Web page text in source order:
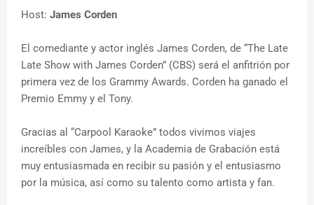
Host: James Corden
El comediante y actor inglés James Corden, de “The Late
Late Show with James Corden” (CBS) será el anfitrión por
primera vez de los Grammy Awards. Corden ha ganado el
Premio Emmy y el Tony.
Gracias al “Carpool Karaoke” todos vivimos viajes
increíbles con James, y la Academia de Grabación está
muy entusiasmada en recibir su pasión y el entusiasmo
por la música, así como su talento como artista y fan.